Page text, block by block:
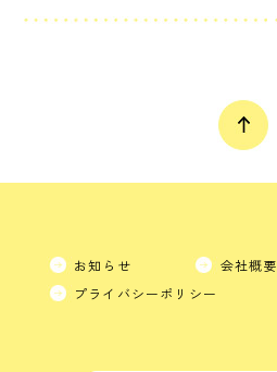
お知らせ 会社概要
プライバシーポリシー